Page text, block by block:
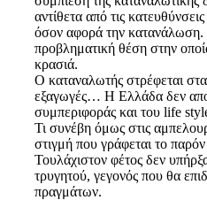
αντίθετα από τις
όσον αφορά την κατανάλωση.
προβληματική θέση στην
κρασιά.
Ο καταναλωτής στρέφεται
εξαγωγές… Η Ελλάδα δεν
συμπεριφοράς και του life
Τι συνέβη όμως στις
στιγμή που γράφεται το
Τουλάχιστον φέτος δεν
τρυγητού, γεγονός που θα
πραγμάτων.